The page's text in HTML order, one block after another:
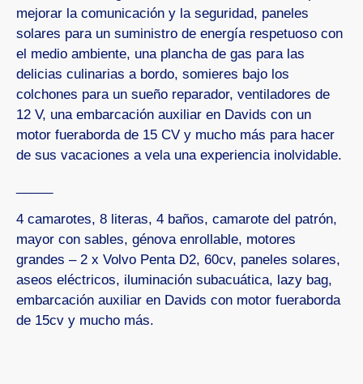
mejorar la comunicación y la seguridad, paneles
solares para un suministro de energía respetuoso con
el medio ambiente, una plancha de gas para las
delicias culinarias a bordo, somieres bajo los
colchones para un sueño reparador, ventiladores de
12 V, una embarcación auxiliar en Davids con un
motor fueraborda de 15 CV y mucho más para hacer
de sus vacaciones a vela una experiencia inolvidable.
4 camarotes, 8 literas, 4 baños, camarote del patrón,
mayor con sables, génova enrollable, motores
grandes – 2 x Volvo Penta D2, 60cv, paneles solares,
aseos eléctricos, iluminación subacuática, lazy bag,
embarcación auxiliar en Davids con motor fueraborda
de 15cv y mucho más.